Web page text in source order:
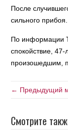
После
сильного прибоя.
По информации
спокойствие,
произошедшим,
← Предыдущий
Смотрите